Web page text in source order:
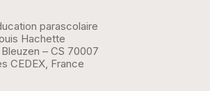
parascolaire
Hachette
– CS 70007
CEDEX, France